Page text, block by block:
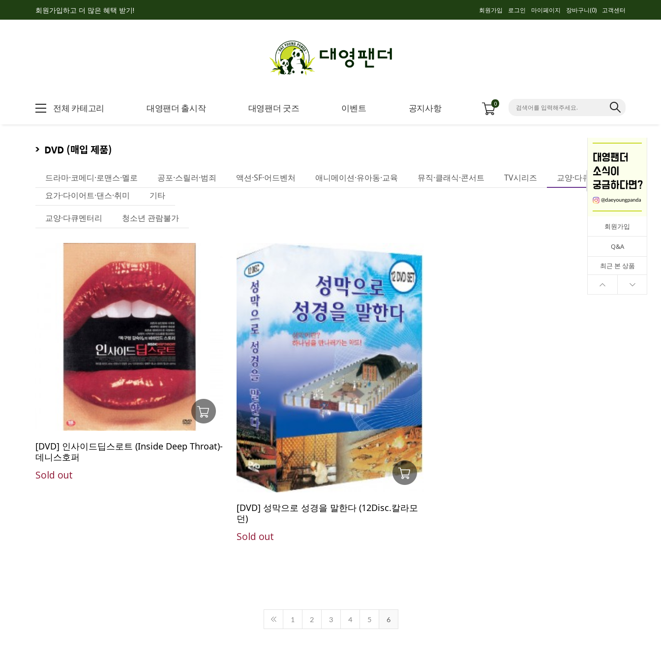
회원가입하고 더 많은 혜택 받기! 회원가입 로그인 마이페이지 장바구니(0) 고객센터
전체 카테고리 대영팬더 출시작 대영팬더 굿즈 이벤트 공지사항 0
회원가입
Q&A
최근 본 상품
DVD (매입 제품)
드라마·코메디·로맨스·멜로 공포·스릴러·범죄 액션·SF·어드벤처 애니메이션·유아동·교육 뮤직·클래식·콘서트 TV시리즈
교양·다큐멘터리
요가·다이어트·댄스·취미
기타
교양·다큐멘터리 청소년 관람불가
[DVD] 인사이드딥스로트 (Inside Deep Throat)-
데니스호퍼
Sold out
[DVD] 성막으로 성경을 말한다 (12Disc.칼라모
던)
Sold out
1 2 3 4 5 6